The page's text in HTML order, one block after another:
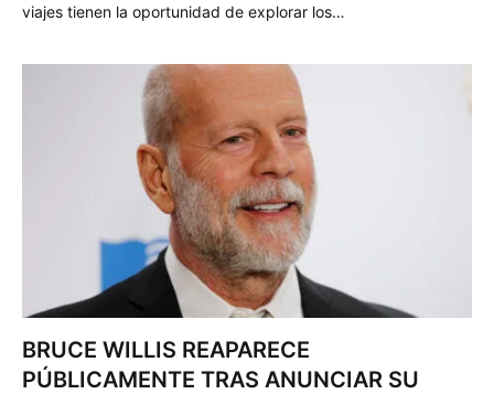
viajes tienen la oportunidad de explorar los…
BRUCE WILLIS REAPARECE
PÚBLICAMENTE TRAS ANUNCIAR SU